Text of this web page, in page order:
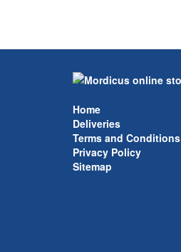
Home
Deliveries
Terms and Conditions
Privacy Policy
Sitemap